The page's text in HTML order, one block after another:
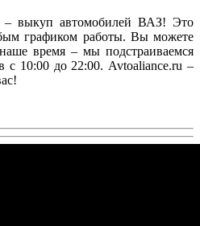
– выкуп автомобилей ВАЗ! Это
графиком работы. Вы можете
время – мы подстраиваемся
10:00 до 22:00. Avtoaliance.ru –